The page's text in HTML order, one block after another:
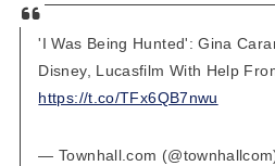
'I Was Being Hunted': Gina
Disney, Lucasfilm With Help
https://t.co/TFx6QB7nwu
— Townhall.com